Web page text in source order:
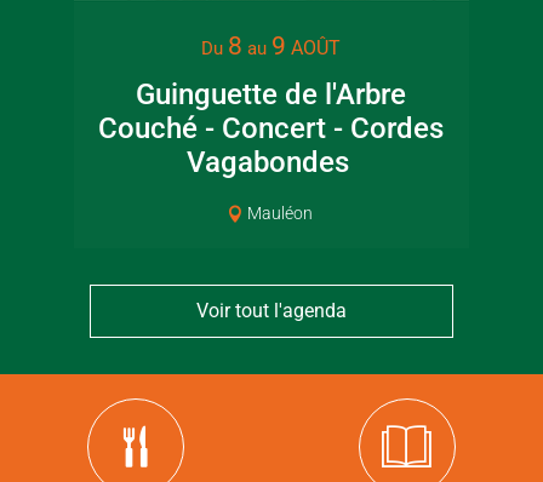
Du 8 au 9 AOÛT
Guinguette de l'Arbre
Couché - Concert - Cordes
Vagabondes
Mauléon
Voir tout l'agenda